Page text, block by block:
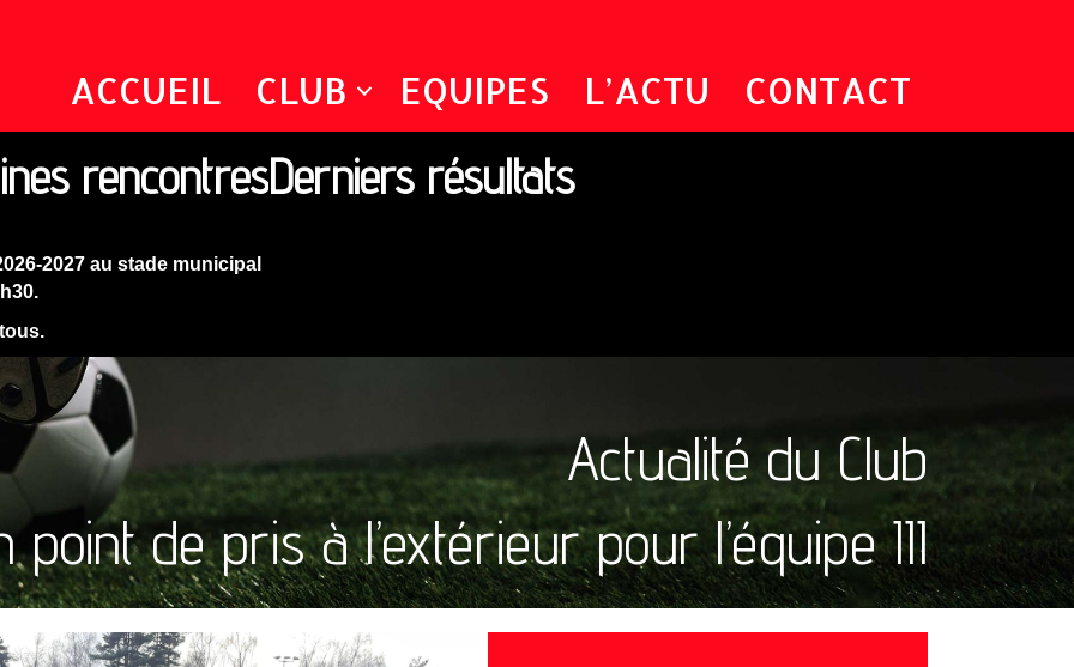
ACCUEIL CLUB EQUIPES L’ACTU CONTACT
rencontresDerniers résultats
2027 au stade municipal
Actualité du Club
point de pris à l’extérieur pour l’équipe III